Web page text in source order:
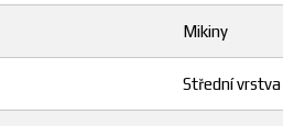
Mikiny
Střední vrstva